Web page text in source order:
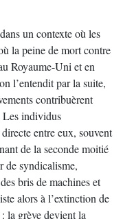
un contexte où les
la peine de mort contre
Royaume-Uni et en
l’entendit par la suite,
contribuèrent
Les individus
entre eux, souvent
de la seconde moitié
de syndicalisme,
bris de machines et
alors à l’extinction de
la grève devient la